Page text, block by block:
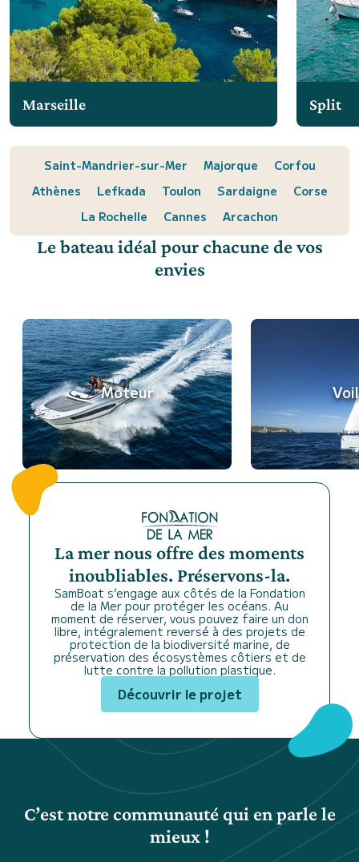
Marseille Split
Saint-Mandrier-sur-Mer Majorque
Corfou
Athènes
Lefkada Toulon Sardaigne
Corse
La Rochelle
Cannes Arcachon
Le bateau idéal pour chacune de vos
envies
Moteur
La mer nous offre des moments
inoubliables. Préservons-la.
SamBoat s’engage aux côtés de la Fondation
de la Mer pour protéger les océans. Au
moment de réserver, vous pouvez faire un don
libre, intégralement reversé à des projets de
protection de la biodiversité marine, de
préservation des écosystèmes côtiers et de
lutte contre la pollution plastique.
Découvrir le projet
C’est notre communauté qui en parle le
mieux !